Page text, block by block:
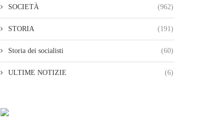
SOCIETÀ (962)
STORIA (191)
Storia dei socialisti (60)
ULTIME NOTIZIE (6)